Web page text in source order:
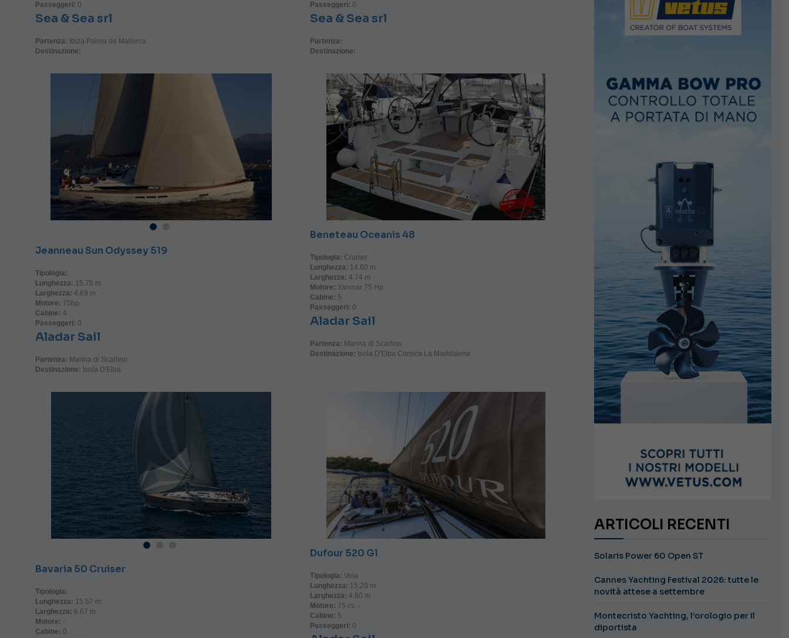
Passeggeri: 0
Sea & Sea srl
Partenza: Ibiza Palma de Mallorca
Destinazione:
Passeggeri: 0
Sea & Sea srl
Partenza:
Destinazione:
Jeanneau Sun Odyssey 519
Tipologia:
Lunghezza: 15.75 m
Larghezza: 4.69 m
Motore: 75hp
Cabine: 4
Passeggeri: 0
Aladar Sail
Partenza: Marina di Scarlino
Destinazione: Isola D'Elba
Beneteau Oceanis 48
Tipologia: Cruiser
Lunghezza: 14.60 m
Larghezza: 4.74 m
Motore: Yanmar 75 Hp
Cabine: 5
Passeggeri: 0
Aladar Sail
Partenza: Marina di Scarlino
Destinazione: Isola D'Elba Corsica La Maddalena
Bavaria 50 Cruiser
Tipologia:
Lunghezza: 15.57 m
Larghezza: 6.67 m
Motore: -
Cabine: 0
Dufour 520 Gl
Tipologia: Vela
Lunghezza: 15.20 m
Larghezza: 4.80 m
Motore: 75 cv, -
Cabine: 5
Passeggeri: 0
ARTICOLI RECENTI
Solaris Power 60 Open ST
Cannes Yachting Festival 2026: tutte le
novità attese a settembre
Montecristo Yachting, l’orologio per il
diportista